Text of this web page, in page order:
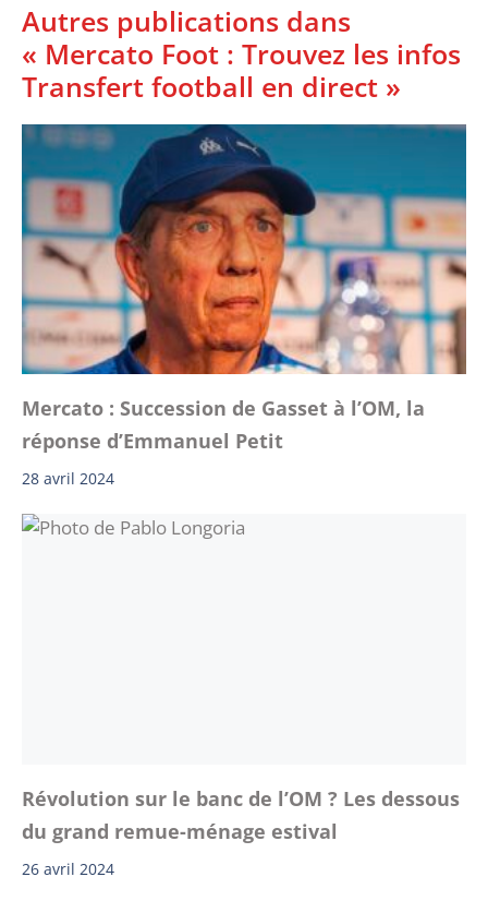
Autres publications dans
« Mercato Foot : Trouvez les infos
Transfert football en direct »
Mercato : Succession de Gasset à l’OM, la
réponse d’Emmanuel Petit
28 avril 2024
Révolution sur le banc de l’OM ? Les dessous
du grand remue-ménage estival
26 avril 2024